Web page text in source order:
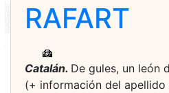
RAFART
Catalán. De gules, un león
(+ información del apellido